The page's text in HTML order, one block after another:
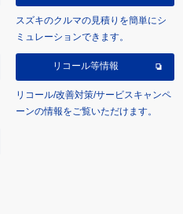
スズキのクルマの見積りを簡単にシ
ミュレーションできます。
リコール等情報
リコール/改善対策/サービスキャンペ
ーンの情報をご覧いただけます。